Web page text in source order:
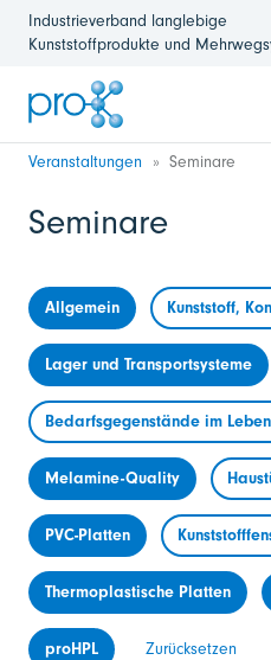
Industrieverband langlebige
Kunststoffprodukte und
Veranstaltungen Seminare
Seminare
Allgemein Kunststoff,
Lager und Transportsysteme
Bedarfsgegenstände im
Melamine-Quality
PVC-Platten
Thermoplastische Platten
proHPL Zurücksetzen